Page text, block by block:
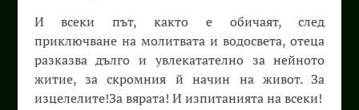
И всеки път, както е обичаят, след
приключване на молитвата и водосвета, отеца
разказва дълго и увлекатателно за нейното
житие, за скромния й начин на живот. За
изцелелите!За вярата! И изпитанията на всеки!